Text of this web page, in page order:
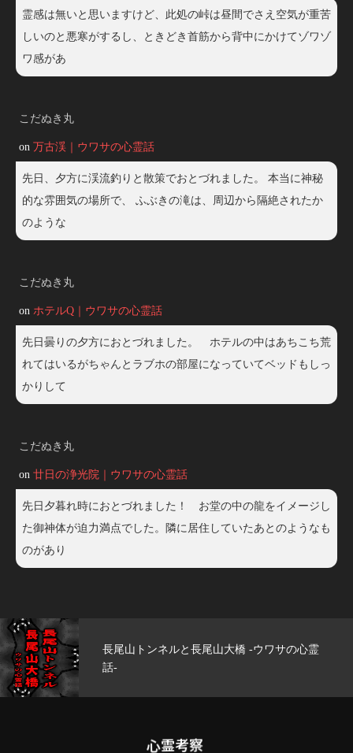
霊感は無いと思いますけど、此処の峠は昼間でさえ空気が重苦
しいのと悪寒がするし、ときどき首筋から背中にかけてゾワゾ
ワ感があ
こだぬき丸
on 万古渓｜ウワサの心霊話
先日、夕方に渓流釣りと散策でおとづれました。 本当に神秘
的な雰囲気の場所で、 ふぶきの滝は、周辺から隔絶されたか
のような
こだぬき丸
on ホテルQ｜ウワサの心霊話
先日曇りの夕方におとづれました。 ホテルの中はあちこち荒
れてはいるがちゃんとラブホの部屋になっていてベッドもしっ
かりして
こだぬき丸
on 廿日の浄光院｜ウワサの心霊話
先日夕暮れ時におとづれました！ お堂の中の龍をイメージし
た御神体が迫力満点でした。隣に居住していたあとのようなも
のがあり
の心霊
玄武洞公園 -ウワサの心霊話-
心霊考察